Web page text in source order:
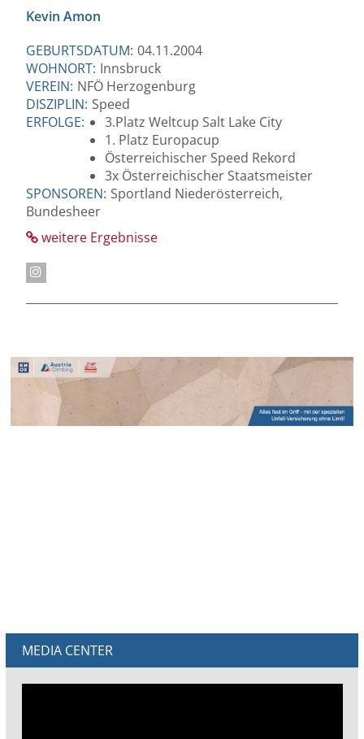
Kevin Amon
GEBURTSDATUM: 04.11.2004
WOHNORT: Innsbruck
VEREIN: NFÖ Herzogenburg
DISZIPLIN: Speed
ERFOLGE:
3.Platz Weltcup Salt Lake City
1. Platz Europacup
Österreichischer Speed Rekord
3x Österreichischer Staatsmeister
SPONSOREN: Sportland Niederösterreich,
Bundesheer
weitere Ergebnisse
MEDIA CENTER